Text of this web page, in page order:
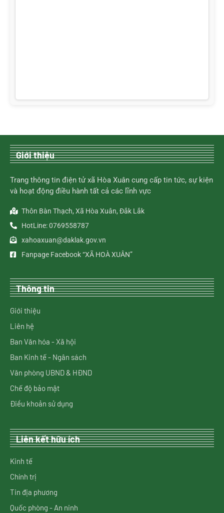
Giới thiệu
Trang thông tin điện tử xã Hòa Xuân cung cấp tin tức, sự kiện
và hoạt động điều hành tất cả các lĩnh vực
Thôn Bàn Thạch, Xã Hòa Xuân, Đắk Lắk
HotLine: 0769558787
xahoaxuan@daklak.gov.vn
Fanpage Facebook “XÃ HOÀ XUÂN”
Thông tin
Giới thiệu
Liên hệ
Ban Văn hóa - Xã hội
Ban Kinh tế - Ngân sách
Văn phòng UBND & HĐND
Chế độ bảo mật
Điều khoản sử dụng
Liên kết hữu ích
Kinh tế
Chính trị
Tin địa phương
Quốc phòng - An ninh